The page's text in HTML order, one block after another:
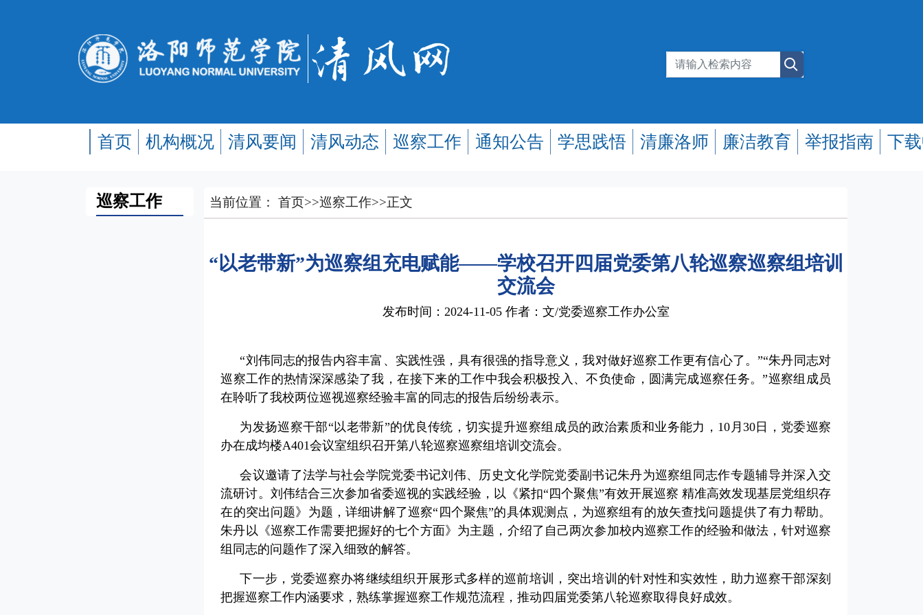
首页 机构概况 清风要闻 清风动态 巡察工作 通知公告 学思践悟 清廉洛师 廉洁教育 举报指南 下
巡察工作 当前位置：首页>>巡察工作>>正文
“以老带新”为巡察组充电赋能——学校召开四届党委第八轮巡察巡察组培训
交流会
发布时间：2024-11-05 作者：文/党委巡察工作办公室
“刘伟同志的报告内容丰富、实践性强，具有很强的指导意义，我对做好巡察工作更有信心了。”“朱丹同志对
巡察工作的热情深深感染了我，在接下来的工作中我会积极投入、不负使命，圆满完成巡察任务。”巡察组成员
在聆听了我校两位巡视巡察经验丰富的同志的报告后纷纷表示。
为发扬巡察干部“以老带新”的优良传统，切实提升巡察组成员的政治素质和业务能力，10月30日，党委巡察
办在成均楼A401会议室组织召开第八轮巡察巡察组培训交流会。
会议邀请了法学与社会学院党委书记刘伟、历史文化学院党委副书记朱丹为巡察组同志作专题辅导并深入交
流研讨。刘伟结合三次参加省委巡视的实践经验，以《紧扣“四个聚焦”有效开展巡察 精准高效发现基层党组织存
在的突出问题》为题，详细讲解了巡察“四个聚焦”的具体观测点，为巡察组有的放矢查找问题提供了有力帮助。
朱丹以《巡察工作需要把握好的七个方面》为主题，介绍了自己两次参加校内巡察工作的经验和做法，针对巡察
组同志的问题作了深入细致的解答。
下一步，党委巡察办将继续组织开展形式多样的巡前培训，突出培训的针对性和实效性，助力巡察干部深刻
把握巡察工作内涵要求，熟练掌握巡察工作规范流程，推动四届党委第八轮巡察取得良好成效。